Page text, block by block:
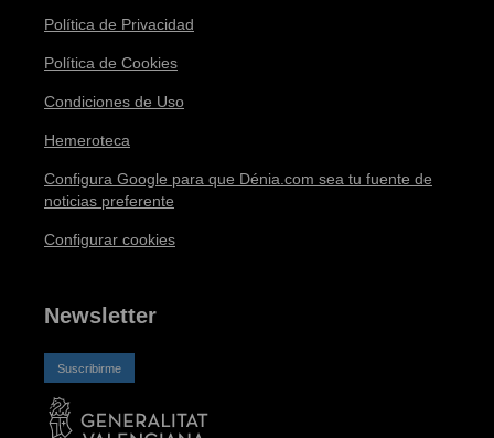
Política de Privacidad
Política de Cookies
Condiciones de Uso
Hemeroteca
Configura Google para que Dénia.com sea tu fuente de
noticias preferente
Configurar cookies
Newsletter
Suscribirme